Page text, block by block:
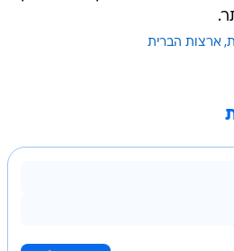
ארצות הברית